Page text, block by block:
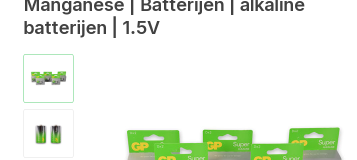
Manganese | Batterijen | alkaline
batterijen | 1.5V